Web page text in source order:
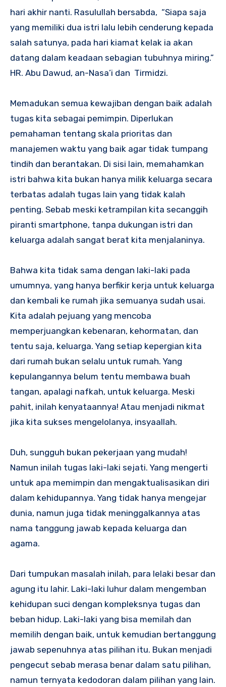
hari akhir nanti. Rasulullah bersabda, “Siapa saja
yang memiliki dua istri lalu lebih cenderung kepada
salah satunya, pada hari kiamat kelak ia akan
datang dalam keadaan sebagian tubuhnya miring.”
HR. Abu Dawud, an-Nasa’i dan Tirmidzi.
Memadukan semua kewajiban dengan baik adalah
tugas kita sebagai pemimpin. Diperlukan
pemahaman tentang skala prioritas dan
manajemen waktu yang baik agar tidak tumpang
tindih dan berantakan. Di sisi lain, memahamkan
istri bahwa kita bukan hanya milik keluarga secara
terbatas adalah tugas lain yang tidak kalah
penting. Sebab meski ketrampilan kita secanggih
piranti smartphone, tanpa dukungan istri dan
keluarga adalah sangat berat kita menjalaninya.
Bahwa kita tidak sama dengan laki-laki pada
umumnya, yang hanya berfikir kerja untuk keluarga
dan kembali ke rumah jika semuanya sudah usai.
Kita adalah pejuang yang mencoba
memperjuangkan kebenaran, kehormatan, dan
tentu saja, keluarga. Yang setiap kepergian kita
dari rumah bukan selalu untuk rumah. Yang
kepulangannya belum tentu membawa buah
tangan, apalagi nafkah, untuk keluarga. Meski
pahit, inilah kenyataannya! Atau menjadi nikmat
jika kita sukses mengelolanya, insyaallah.
Duh, sungguh bukan pekerjaan yang mudah!
Namun inilah tugas laki-laki sejati. Yang mengerti
untuk apa memimpin dan mengaktualisasikan diri
dalam kehidupannya. Yang tidak hanya mengejar
dunia, namun juga tidak meninggalkannya atas
nama tanggung jawab kepada keluarga dan
agama.
Dari tumpukan masalah inilah, para lelaki besar dan
agung itu lahir. Laki-laki luhur dalam mengemban
kehidupan suci dengan kompleksnya tugas dan
beban hidup. Laki-laki yang bisa memilah dan
memilih dengan baik, untuk kemudian bertanggung
jawab sepenuhnya atas pilihan itu. Bukan menjadi
pengecut sebab merasa benar dalam satu pilihan,
namun ternyata kedodoran dalam pilihan yang lain.